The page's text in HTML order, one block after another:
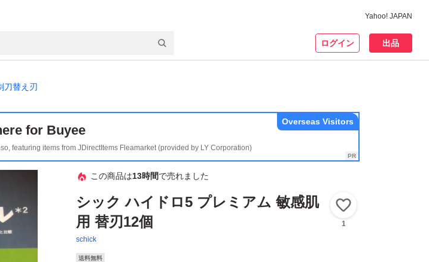
Yahoo! JAPAN
ログイン 出品
刀替え刃
for Buyee
featuring items from JDirectItems Fleamarket (provided by LY Corporation)
Overseas Visitors
この商品は13時間で売れました
シック ハイドロ5 プレミアム 敏感肌
用 替刃12個
schick
1
送料無料